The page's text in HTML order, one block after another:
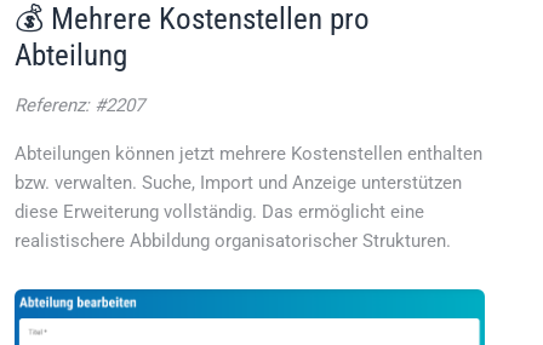
💰 Mehrere Kostenstellen pro
Abteilung
Referenz: #2207
Abteilungen können jetzt mehrere Kostenstellen enthalten
bzw. verwalten. Suche, Import und Anzeige unterstützen
diese Erweiterung vollständig. Das ermöglicht eine
realistischere Abbildung organisatorischer Strukturen.